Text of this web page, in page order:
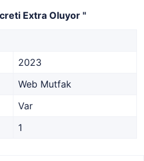
Extra Oluyor ''
2023
Web Mutfak
Var
1